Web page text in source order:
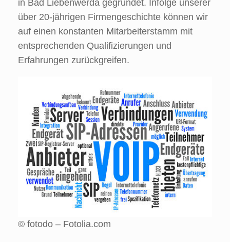
in Bad Liebenwerda gegründet. Infolge unserer
über 20-jährigen Firmengeschichte können wir
auf einen konstanten Mitarbeiterstamm mit
entsprechenden Qualifizierungen und
Erfahrungen zurückgreifen.
© fotodo – Fotolia.com